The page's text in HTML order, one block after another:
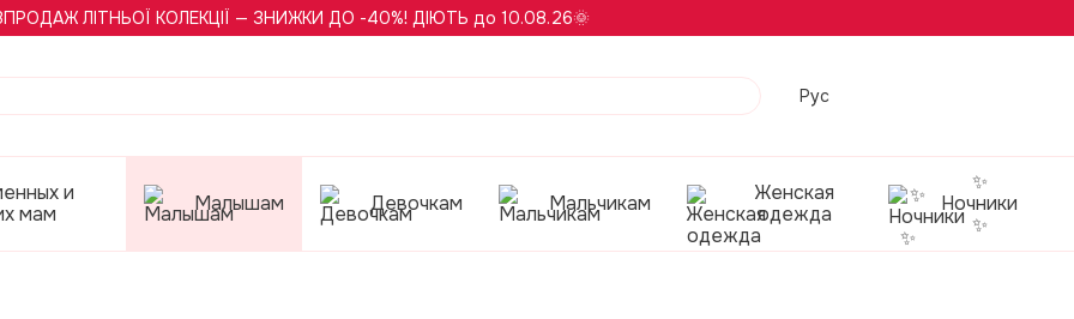
ЛІТНЬОЇ КОЛЕКЦІЇ — ЗНИЖКИ ДО -40%! ДІЮТЬ до 10.08.26🌞
Рус
и
мам
Малышам Девочкам Мальчикам
Женская
одежда
✨
Ночники
✨